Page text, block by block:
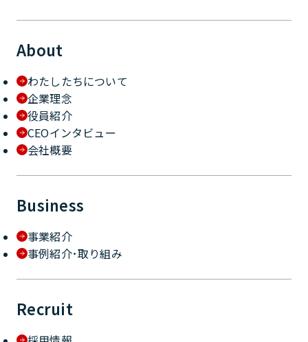
About
わたしたちについて
企業理念
役員紹介
CEOインタビュー
会社概要
Business
事業紹介
事例紹介･取り組み
Recruit